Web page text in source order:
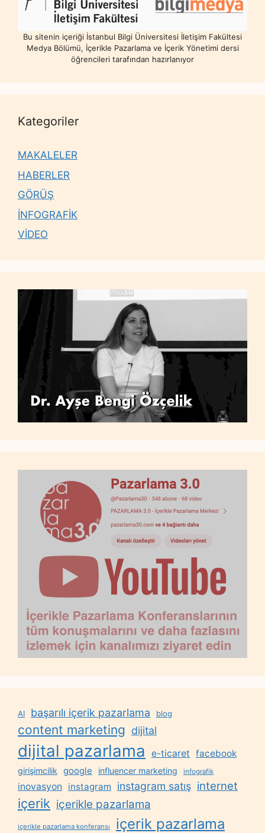
Bu sitenin içeriği İstanbul Bilgi Üniversitesi İletişim Fakültesi
Medya Bölümü, İçerikle Pazarlama ve İçerik Yönetimi dersi
öğrencileri tarafından hazırlanıyor
Kategoriler
MAKALELER
HABERLER
GÖRÜŞ
İNFOGRAFİK
VİDEO
AI başarılı içerik pazarlama blog
content marketing dijital
dijital pazarlama e-ticaret facebook
girişimcilik google influencer marketing infografik
inovasyon instagram instagram satış internet
içerik içerikle pazarlama
içerikle pazarlama konferansı içerik pazarlama